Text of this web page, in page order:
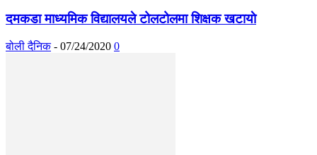
दमकडा माध्यमिक विद्यालयले टोलटोलमा शिक्षक खटायाे
बोली दैनिक - 07/24/2020 0